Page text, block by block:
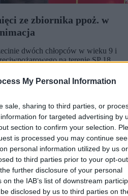
My Personal Information
sale, sharing to third parties, or
for targeted advertising by
section to confirm your selection.
is processed you may continue
personal information utilized by us or
to third parties prior to your opt-
further disclosure of your personal
the IAB’s list of downstream
disclosed by us to third parties on
ze zbiornika ppoż. w
dwóch chłopców w wieku 9 i
na terenie SP 18.
czynności życiowe. Policja
nadzorem prokuratury.